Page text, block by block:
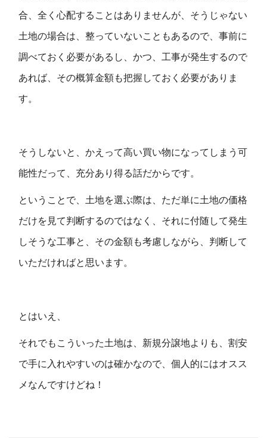
合、全く心配することはありませんが、そうじゃない
土地の場合は、整っていないこともあるので、事前に
調べておく必要があるし、かつ、工事が発生するので
あれば、その概算金額も把握しておく必要がありま
す。
そうしないと、かえって高い買い物になってしまう可
能性だって、充分あり得る話だからです。
ということで、土地を選ぶ際は、ただ単に土地の価格
だけを見て判断するのではなく、それに付随して発生
しそうな工事と、その金額も考慮しながら、判断して
いただければと思います。
とはいえ、
それでもこういった土地は、新規分譲地よりも、割安
で手に入れやすいのは確かなので、個人的にはオスス
メなんですけどね！